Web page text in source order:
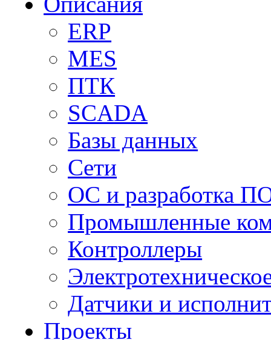
ERP
MES
ПТК
SCADA
Базы данных
Сети
ОС и разработка
Промышленные
Контроллеры
Датчики и
Проекты